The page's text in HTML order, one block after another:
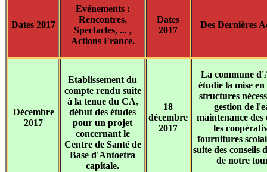
Dates 2017
Evénements :
Rencontres,
Spectacles, ... ,
Actions France.
Dates
2017
Des Dernières
Décembre
2017
Etablissement du
compte rendu suite
à la tenue du CA,
début des études
pour un projet
concernant le
Centre de Santé de
Base d'Antoetra
capitale.
18
décembre
2017
La commune
étudie la mise en
structures
gestion de
maintenance des
les
fournitures
suite des conseils
de notre